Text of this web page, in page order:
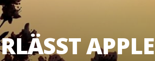
APPLE